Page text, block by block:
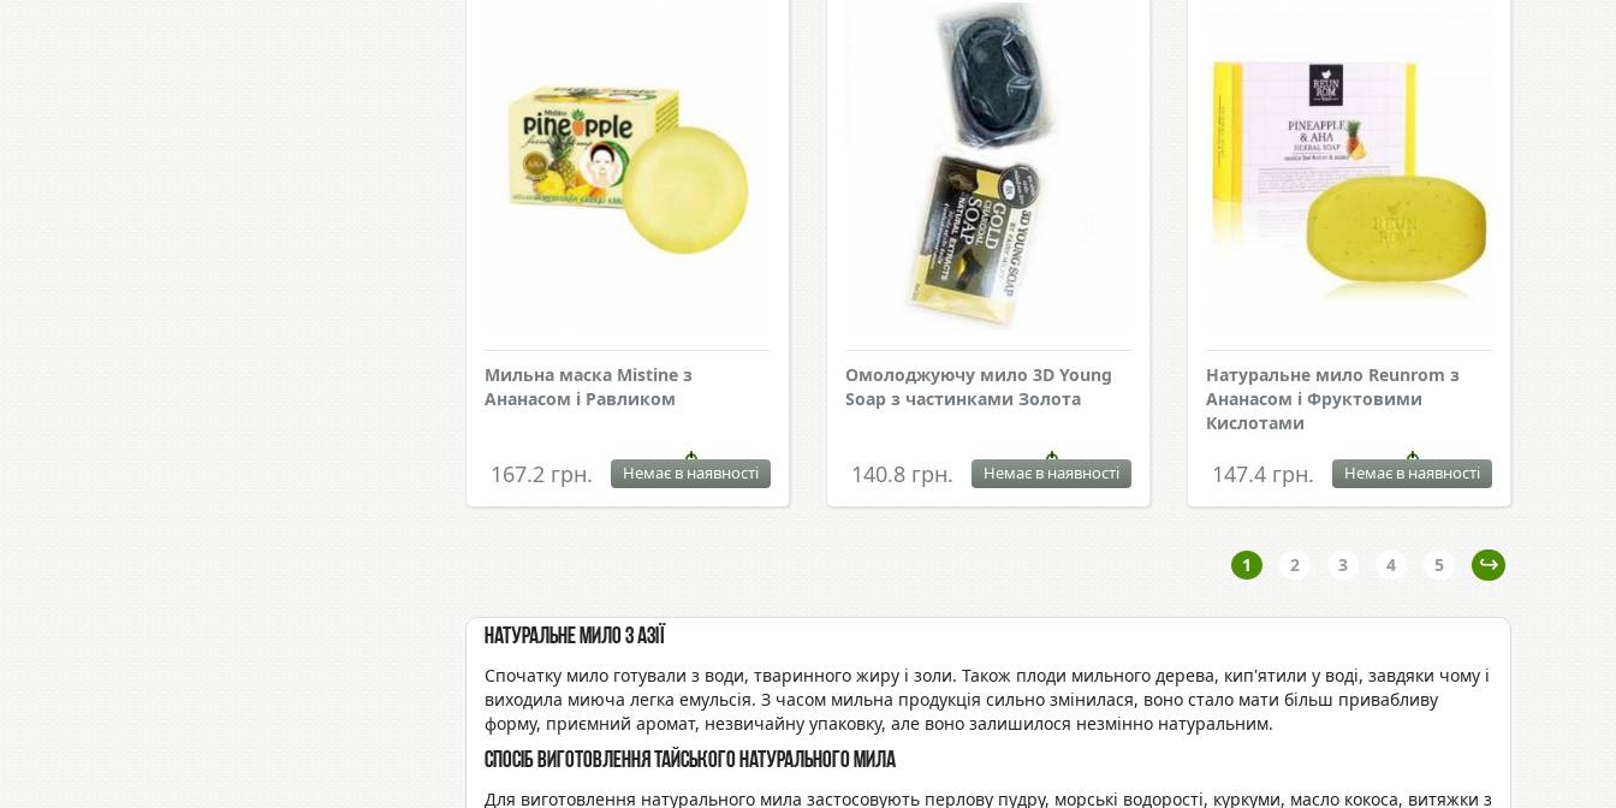
Мильна маска Mistine з
Ананасом і Равликом
167.2 грн. Немає в наявності
Омолоджуючу мило 3D Young
Soap з частинками Золота
140.8 грн. Немає в наявності
Натуральне мило Reunrom з
Ананасом і Фруктовими
Кислотами
147.4 грн. Немає в наявності
1 2 3 4 5
Натуральне мило з Азії
Спочатку мило готували з води, тваринного жиру і золи. Також плоди мильного дерева, кип'ятили у воді, завдяки чому і
виходила миюча легка емульсія. З часом мильна продукція сильно змінилася, воно стало мати більш привабливу
форму, приємний аромат, незвичайну упаковку, але воно залишилося незмінно натуральним.
Спосіб виготовлення тайського натурального мила
Для виготовлення натурального мила застосовують перлову пудру, морські водорості, куркуми, масло кокоса, витяжки з